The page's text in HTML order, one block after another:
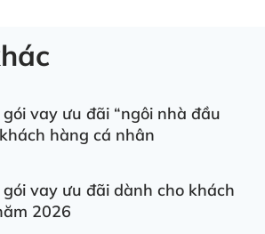
vay ưu đãi “ngôi nhà đầu
hàng cá nhân
vay ưu đãi dành cho khách
2026